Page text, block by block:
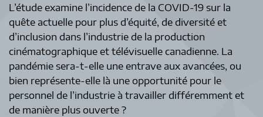
L’étude examine l’incidence de la COVID-19 sur la
quête actuelle pour plus d’équité, de diversité et
d’inclusion dans l’industrie de la production
cinématographique et télévisuelle canadienne. La
pandémie sera-t-elle une entrave aux avancées, ou
bien représente-elle là une opportunité pour le
personnel de l’industrie à travailler différemment et
de manière plus ouverte ?